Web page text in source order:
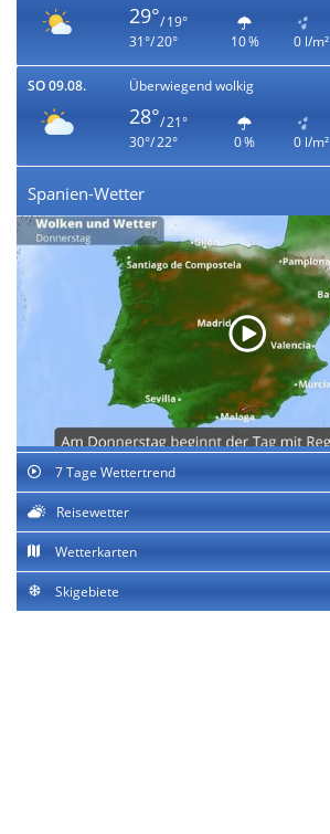
29°/ 19°
31°/ 20°
10 % 0 l/m²
SO 09.08. Überwiegend wolkig
28°/ 21°
30°/ 22°
0 % 0 l/m²
Spanien-Wetter
7 Tage Wettertrend
Reisewetter
Wetterkarten
Skigebiete